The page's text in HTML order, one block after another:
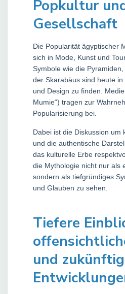
Popkultur
Gesellschaft
Die Popularität ägyptischer
sich in Mode, Kunst und
Symbole wie die
der Skarabäus sind heute in
und Design zu finden.
Mumie“) tragen zur
Popularisierung bei.
Dabei ist die Diskussion um
und die authentische
das kulturelle Erbe
die Mythologie nicht nur als
sondern als tiefgründiges
und Glauben zu sehen.
Tiefere
und